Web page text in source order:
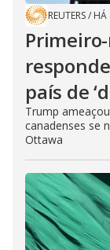
REUTERS/ HÁ
país de
Trump
canadenses se
Ottawa